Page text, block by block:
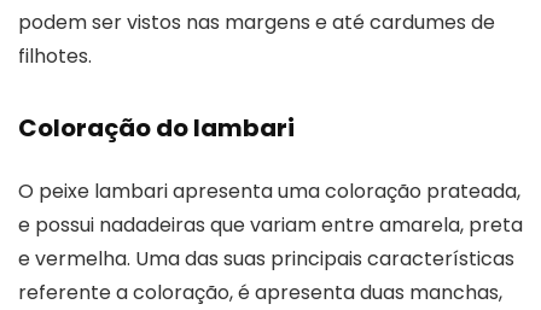
podem ser vistos nas margens e até cardumes de
filhotes.
Coloração do lambari
O peixe lambari apresenta uma coloração prateada,
e possui nadadeiras que variam entre amarela, preta
e vermelha. Uma das suas principais características
referente a coloração, é apresenta duas manchas,